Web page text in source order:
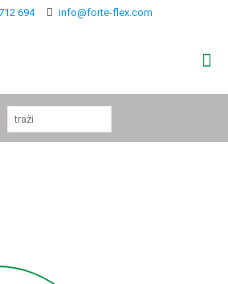
694 info@forte-flex.com